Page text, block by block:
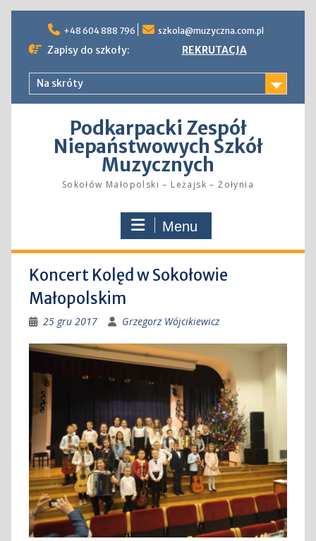
content
+48 604 888 796 szkola@muzyczna.com.pl
Zapisy do szkoły: REKRUTACJA
Na skróty
Podkarpacki Zespół
Niepaństwowych Szkół
Muzycznych
Sokołów Małopolski – Leżajsk – Żołynia
Menu
Koncert Kolęd w Sokołowie
Małopolskim
25 gru 2017 Grzegorz Wójcikiewicz